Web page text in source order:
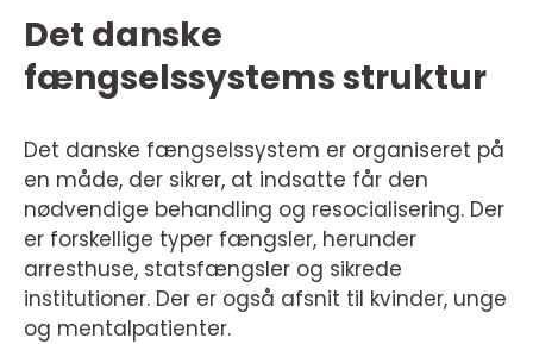
Det danske
fængselssystems struktur
Det danske fængselssystem er organiseret på
en måde, der sikrer, at indsatte får den
nødvendige behandling og resocialisering. Der
er forskellige typer fængsler, herunder
arresthuse, statsfængsler og sikrede
institutioner. Der er også afsnit til kvinder, unge
og mentalpatienter.